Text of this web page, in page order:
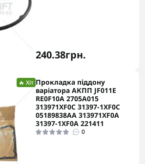
240.38грн.
🔥 Хіт Прокладка піддону
варіатора АКПП JF011E
RE0F10A 2705A015
313971XF0C 31397-1XF0C
05189838AA 313971XF0A
31397-1XF0A 221411
0